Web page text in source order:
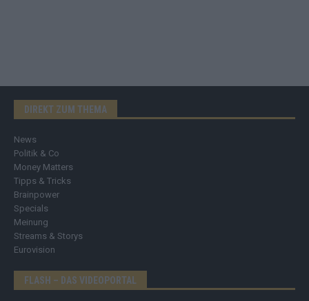
DIREKT ZUM THEMA
News
Politik & Co
Money Matters
Tipps & Tricks
Brainpower
Specials
Meinung
Streams & Storys
Eurovision
FLASH – DAS VIDEOPORTAL